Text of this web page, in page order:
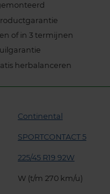
of in 3 termijnen
herbalanceren
Continental
SPORTCONTACT 5
225/45 R19 92W
W (t/m 270 km/u)